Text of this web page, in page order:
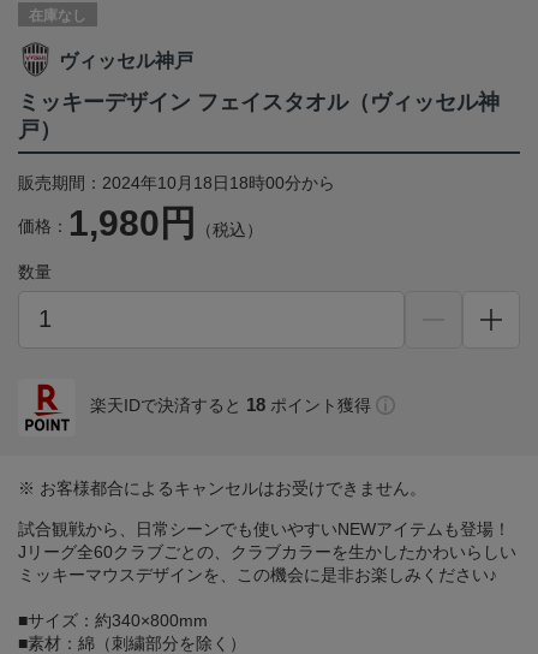
在庫なし
ヴィッセル神戸
ミッキーデザイン フェイスタオル（ヴィッセル神
戸）
販売期間：2024年10月18日18時00分から
価格： 1,980円 （税込）
数量
楽天IDで決済すると 18 ポイント獲得
※ お客様都合によるキャンセルはお受けできません。
試合観戦から、日常シーンでも使いやすいNEWアイテムも登場！
Jリーグ全60クラブごとの、クラブカラーを生かしたかわいらしい
ミッキーマウスデザインを、この機会に是非お楽しみください♪
■サイズ：約340×800mm
■素材：綿（刺繍部分を除く）